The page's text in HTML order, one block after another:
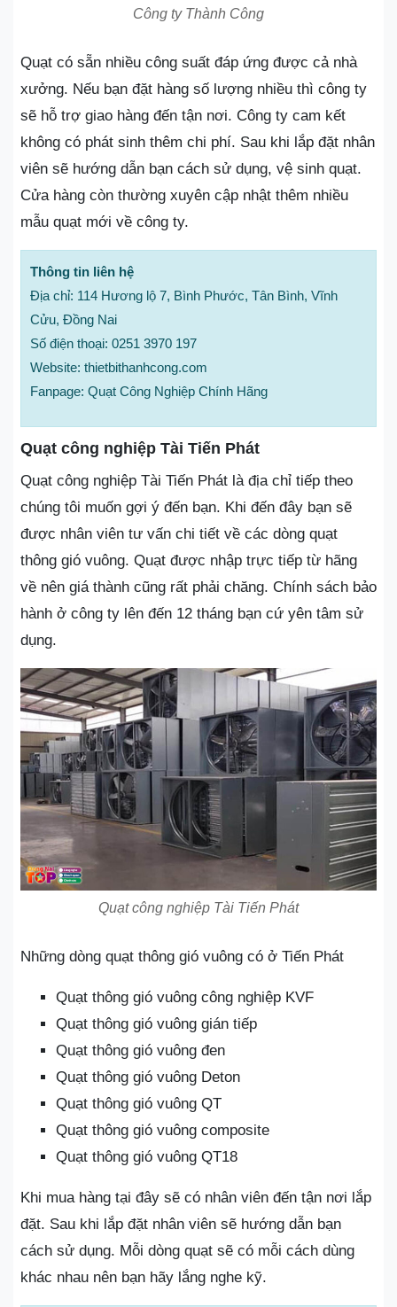
Công ty Thành Công
Quạt có sẵn nhiều công suất đáp ứng được cả nhà
xưởng. Nếu bạn đặt hàng số lượng nhiều thì công ty
sẽ hỗ trợ giao hàng đến tận nơi. Công ty cam kết
không có phát sinh thêm chi phí. Sau khi lắp đặt nhân
viên sẽ hướng dẫn bạn cách sử dụng, vệ sinh quạt.
Cửa hàng còn thường xuyên cập nhật thêm nhiều
mẫu quạt mới về công ty.
Thông tin liên hệ
Địa chỉ: 114 Hương lộ 7, Bình Phước, Tân Bình, Vĩnh
Cửu, Đồng Nai
Số điện thoại: 0251 3970 197
Website: thietbithanhcong.com
Fanpage: Quạt Công Nghiệp Chính Hãng
Quạt công nghiệp Tài Tiến Phát
Quạt công nghiệp Tài Tiến Phát là địa chỉ tiếp theo
chúng tôi muốn gợi ý đến bạn. Khi đến đây bạn sẽ
được nhân viên tư vấn chi tiết về các dòng quạt
thông gió vuông. Quạt được nhập trực tiếp từ hãng
về nên giá thành cũng rất phải chăng. Chính sách bảo
hành ở công ty lên đến 12 tháng bạn cứ yên tâm sử
dụng.
Quạt công nghiệp Tài Tiến Phát
Những dòng quạt thông gió vuông có ở Tiến Phát
Quạt thông gió vuông công nghiệp KVF
Quạt thông gió vuông gián tiếp
Quạt thông gió vuông đen
Quạt thông gió vuông Deton
Quạt thông gió vuông QT
Quạt thông gió vuông composite
Quạt thông gió vuông QT18
Khi mua hàng tại đây sẽ có nhân viên đến tận nơi lắp
đặt. Sau khi lắp đặt nhân viên sẽ hướng dẫn bạn
cách sử dụng. Mỗi dòng quạt sẽ có mỗi cách dùng
khác nhau nên bạn hãy lắng nghe kỹ.